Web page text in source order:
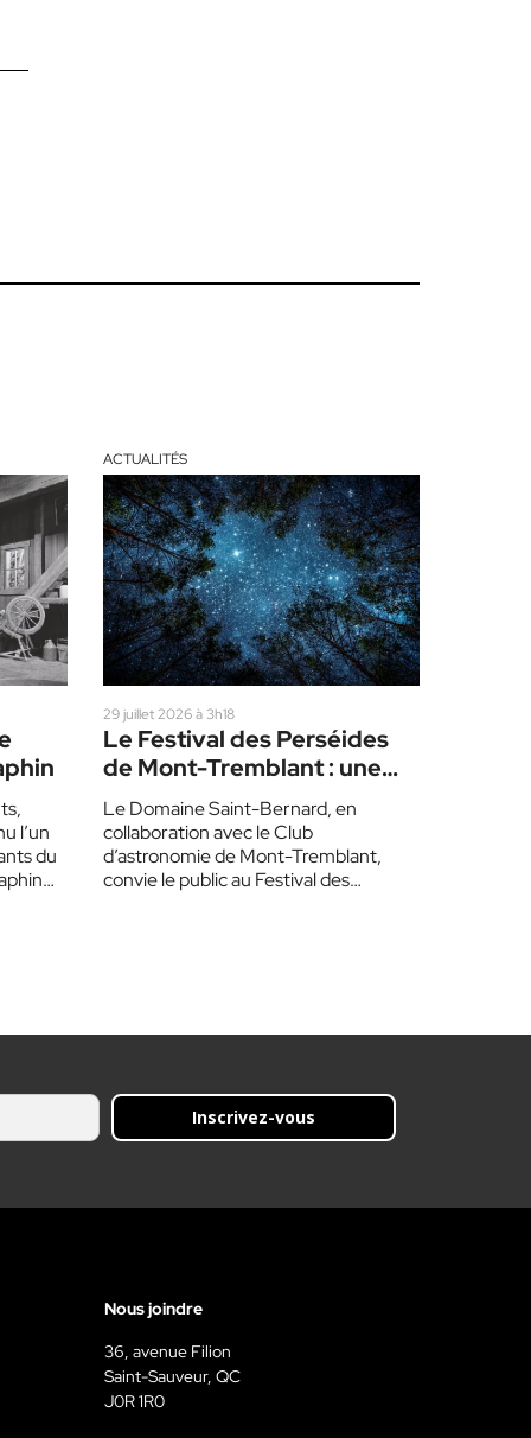
l’un
du
ACTUALITÉS
29 juillet 2026 à 3h18
Le Festival des Perséides
de Mont-Tremblant : une
pluie d’étoiles filantes
Le Domaine Saint-Bernard, en
collaboration avec le Club
d’astronomie de Mont-Tremblant,
convie le public au Festival des
Inscrivez-vous
Nous joindre
36, avenue Filion
Saint-Sauveur, QC
J0R 1R0